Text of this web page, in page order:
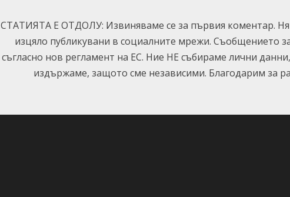
СТАТИЯТА Е ОТДОЛУ: Извиняваме се за първия коментар.
изцяло публикувани в социалните мрежи. Съобщението
съгласно нов регламент на ЕС. Ние НЕ събираме лични
издържаме, защото сме независими. Благодарим за